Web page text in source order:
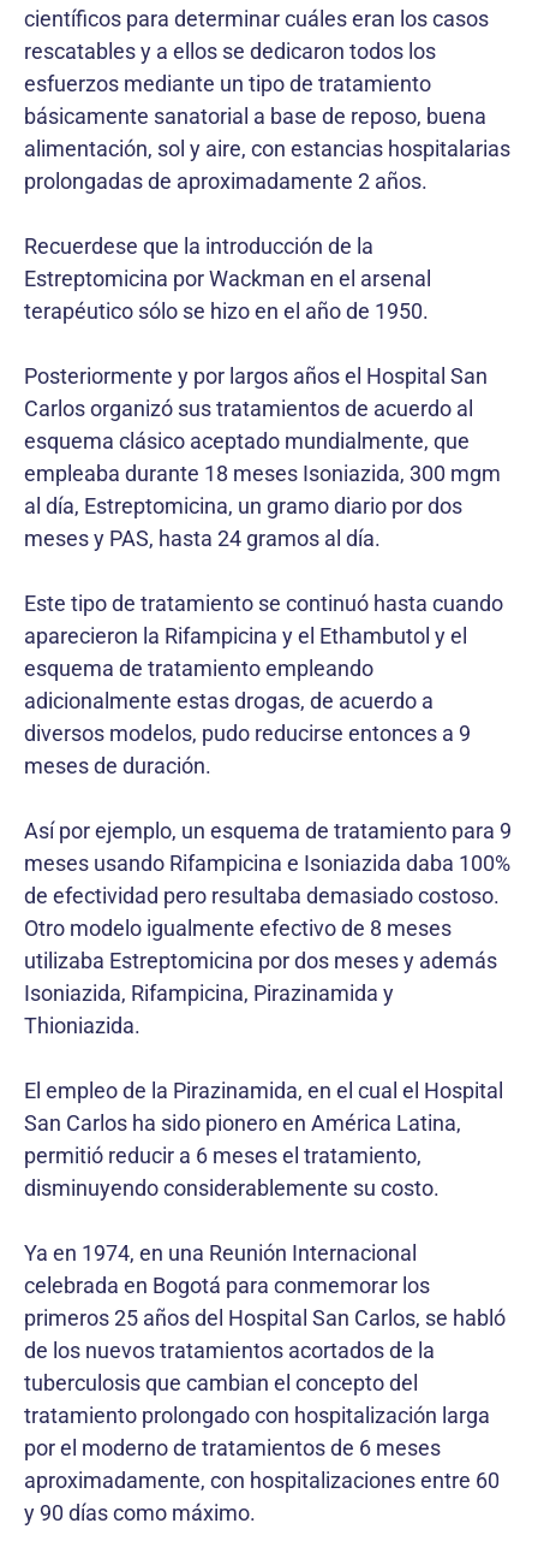
científicos para determinar cuáles eran los casos
rescatables y a ellos se dedicaron todos los
esfuerzos mediante un tipo de tratamiento
básicamente sanatorial a base de reposo, buena
alimentación, sol y aire, con estancias hospitalarias
prolongadas de aproximadamente 2 años.
Recuerdese que la introducción de la
Estreptomicina por Wackman en el arsenal
terapéutico sólo se hizo en el año de 1950.
Posteriormente y por largos años el Hospital San
Carlos organizó sus tratamientos de acuerdo al
esquema clásico aceptado mundialmente, que
empleaba durante 18 meses Isoniazida, 300 mgm
al día, Estreptomicina, un gramo diario por dos
meses y PAS, hasta 24 gramos al día.
Este tipo de tratamiento se continuó hasta cuando
aparecieron la Rifampicina y el Ethambutol y el
esquema de tratamiento empleando
adicionalmente estas drogas, de acuerdo a
diversos modelos, pudo reducirse entonces a 9
meses de duración.
Así por ejemplo, un esquema de tratamiento para 9
meses usando Rifampicina e Isoniazida daba 100%
de efectividad pero resultaba demasiado costoso.
Otro modelo igualmente efectivo de 8 meses
utilizaba Estreptomicina por dos meses y además
Isoniazida, Rifampicina, Pirazinamida y
Thioniazida.
El empleo de la Pirazinamida, en el cual el Hospital
San Carlos ha sido pionero en América Latina,
permitió reducir a 6 meses el tratamiento,
disminuyendo considerablemente su costo.
Ya en 1974, en una Reunión Internacional
celebrada en Bogotá para conmemorar los
primeros 25 años del Hospital San Carlos, se habló
de los nuevos tratamientos acortados de la
tuberculosis que cambian el concepto del
tratamiento prolongado con hospitalización larga
por el moderno de tratamientos de 6 meses
aproximadamente, con hospitalizaciones entre 60
y 90 días como máximo.